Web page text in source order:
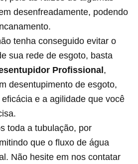
desenfreadamente, podendo
tenha conseguido evitar o
sua rede de esgoto, basta
Profissional,
desentupimento de esgoto,
e a agilidade que você
toda a tubulação, por
que o fluxo de água
Não hesite em nos contatar